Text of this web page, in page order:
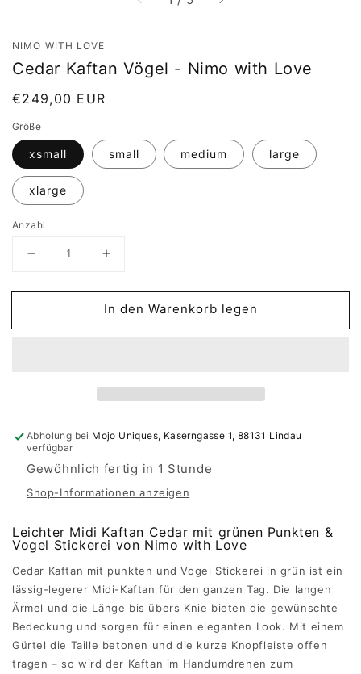
NIMO WITH LOVE
Cedar Kaftan Vögel - Nimo with Love
Normaler
€249,00 EUR
Größe
xsmall small medium large
xlarge
Anzahl
Verringere
Kaftan
Erhöhe
Cedar
Kaftan
In den Warenkorb legen
Abholung bei Mojo Uniques, Kaserngasse 1, 88131 Lindau
verfügbar
Gewöhnlich fertig in 1 Stunde
Shop-Informationen anzeigen
Leichter Midi Kaftan Cedar mit grünen Punkten &
Vogel Stickerei von Nimo with Love
Cedar Kaftan mit punkten und Vogel Stickerei in grün ist ein
lässig-legerer Midi-Kaftan für den ganzen Tag. Die langen
Ärmel und die Länge bis übers Knie bieten die gewünschte
Bedeckung und sorgen für einen eleganten Look. Mit einem
Gürtel die Taille betonen und die kurze Knopfleiste offen
tragen – so wird der Kaftan im Handumdrehen zum